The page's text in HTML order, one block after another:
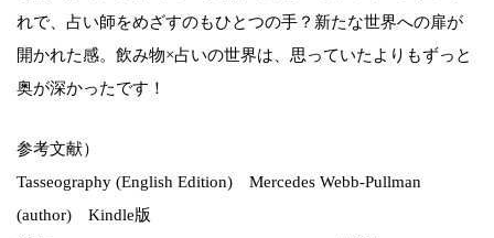
れで、占い師をめざすのもひとつの手？新たな世界への扉が
開かれた感。飲み物×占いの世界は、思っていたよりもずっと
奥が深かったです！
参考文献）
Tasseography (English Edition) Mercedes Webb-Pullman
(author) Kindle版